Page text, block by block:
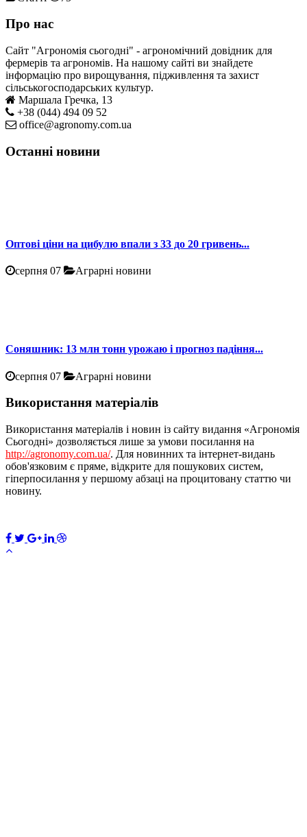
Про нас
Сайт "Агрономія сьогодні" - агрономічний довідник для
фермерів та агрономів. На нашому сайті ви знайдете
інформацію про вирощування, підживлення та захист
сільськогосподарських культур.
Маршала Гречка, 13
+38 (044) 494 09 52
office@agronomy.com.ua
Останні новини
Оптові ціни на цибулю впали з 33 до 20 гривень...
серпня 07 Аграрні новини
Соняшник: 13 млн тонн урожаю і прогноз падіння...
серпня 07 Аграрні новини
Використання матеріалів
Використання матеріалів і новин із сайту видання «Агрономія
Сьогодні» дозволяється лише за умови посилання на
http://agronomy.com.ua/. Для новинних та інтернет-видань
обов'язковим є пряме, відкрите для пошукових систем,
гіперпосилання у першому абзаці на процитовану статтю чи
новину.